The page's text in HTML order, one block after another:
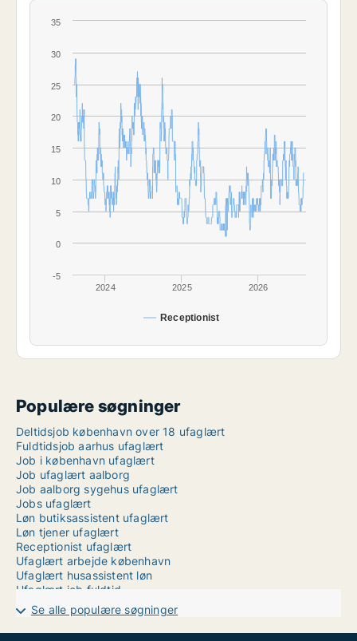
Receptionist
2024 2025 2026
-5
0
5
10
15
20
25
30
35
Populære søgninger
Deltidsjob københavn over 18 ufaglært
Fuldtidsjob aarhus ufaglært
Job i københavn ufaglært
Job ufaglært aalborg
Job aalborg sygehus ufaglært
Jobs ufaglært
Løn butiksassistent ufaglært
Løn tjener ufaglært
Receptionist ufaglært
Ufaglært arbejde københavn
Ufaglært husassistent løn
Ufaglært job fuldtid
Ufaglært job fyn
Ufaglært job god løn
Ufaglært job nyborg
Se alle populære søgninger